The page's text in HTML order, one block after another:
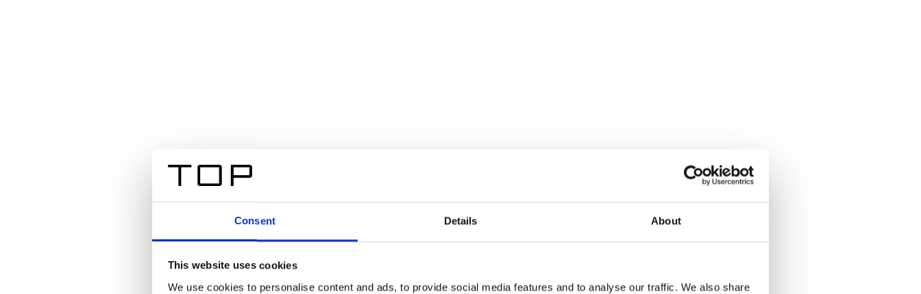
Consent Details About
This website uses cookies
We use cookies to personalise content and ads, to provide social media features and to analyse our traffic. We also share